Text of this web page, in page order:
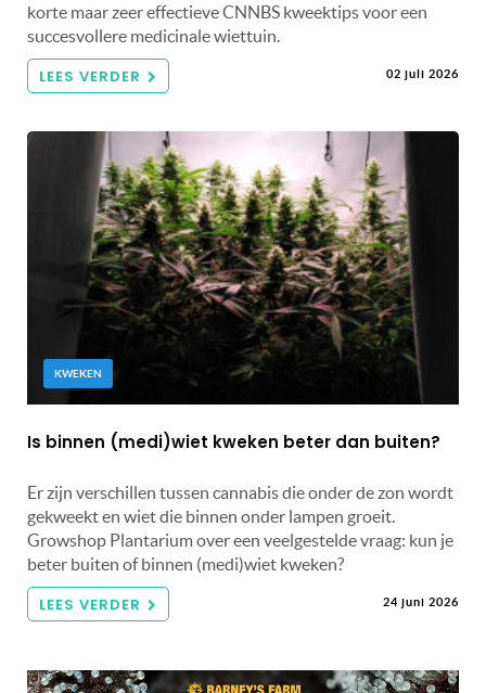
korte maar zeer effectieve CNNBS kweektips voor een
succesvollere medicinale wiettuin.
LEES VERDER 02 juli 2026
KWEKEN
Is binnen (medi)wiet kweken beter dan buiten?
Er zijn verschillen tussen cannabis die onder de zon wordt
gekweekt en wiet die binnen onder lampen groeit.
Growshop Plantarium over een veelgestelde vraag: kun je
beter buiten of binnen (medi)wiet kweken?
LEES VERDER 24 juni 2026